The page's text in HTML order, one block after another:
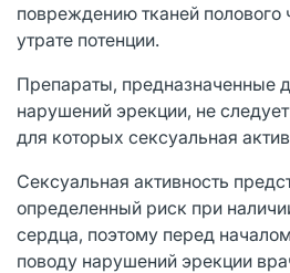
повреждению тканей полового
утрате потенции.
Препараты, предназначенные
нарушений эрекции, не
для которых сексуальная
Сексуальная активность
определенный риск при
сердца, поэтому перед
поводу нарушений эрекции